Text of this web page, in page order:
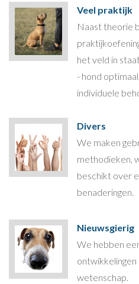
Veel praktijk
Naast theorie
het veld in
- hond
individuele
Divers
We maken
methodieken,
beschikt over
benaderingen.
Nieuwsgierig
We hebben
ontwikkelingen
wetenschap.